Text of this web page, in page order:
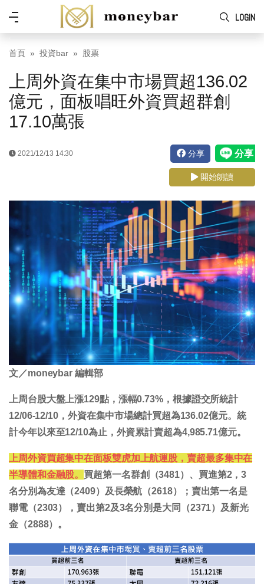
Skip to main content
LOGIN
功
能
表
首頁 投資bar 股票
上周外資在集中市場買超136.02
億元，面板唱旺外資買超群創
17.10萬張
2021/12/13 14:30 分享
開始朗讀
文／moneybar 編輯部
上周台股大盤上漲129點，漲幅0.73%，根據證交所統計
12/06-12/10，外資在集中市場總計買超為136.02億元。統
計今年以來至12/10為止，外資累計賣超為4,985.71億元。
上周外資買超集中在面板雙虎加上航運股，賣超最多集中在
半導體和金融股。 買超第一名群創（3481）、買進第2，3
名分別為友達（2409）及長榮航（2618）；賣出第一名是
聯電（2303），賣出第2及3名分別是大同（2371）及新光
金（2888）。